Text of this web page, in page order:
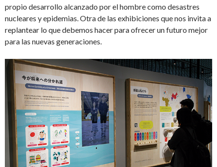
propio desarrollo alcanzado por el hombre como desastres
nucleares y epidemias. Otra de las exhibiciones que nos invita a
replantear lo que debemos hacer para ofrecer un futuro mejor
para las nuevas generaciones.